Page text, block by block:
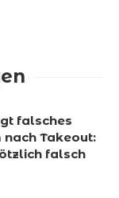
falsches
Takeout:
falsch